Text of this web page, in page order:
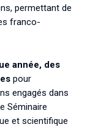
permettant de
franco-
année, des
pour
engagés dans
Séminaire
et scientifique